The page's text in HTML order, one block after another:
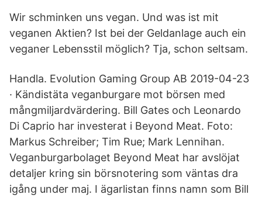
Wir schminken uns vegan. Und was ist mit
veganen Aktien? Ist bei der Geldanlage auch ein
veganer Lebensstil möglich? Tja, schon seltsam.
Handla. Evolution Gaming Group AB 2019-04-23
· Kändistäta veganburgare mot börsen med
mångmiljardvärdering. Bill Gates och Leonardo
Di Caprio har investerat i Beyond Meat. Foto:
Markus Schreiber; Tim Rue; Mark Lennihan.
Veganburgarbolaget Beyond Meat har avslöjat
detaljer kring sin börsnotering som väntas dra
igång under maj. I ägarlistan finns namn som Bill